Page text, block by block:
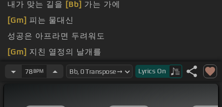
내가 맞는 길을 [Bb] 가는 가에
[Gm] 피는 물대신
성공은 아프라면 두려워도
[Gm] 지친 열정의 날개를
걷고 있어
78BPM Lyrics On